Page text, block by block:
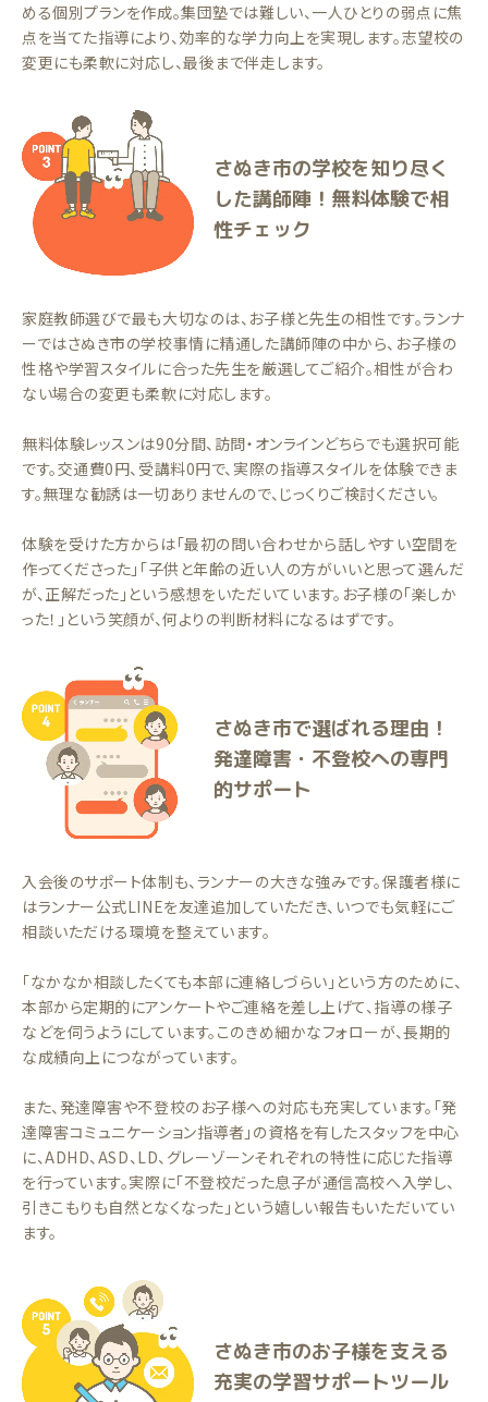
める個別プランを作成。集団塾では難しい、一人ひとりの弱点に焦
点を当てた指導により、効率的な学力向上を実現します。志望校の
変更にも柔軟に対応し、最後まで伴走します。
さぬき市の学校を知り尽く
した講師陣！無料体験で相
性チェック
家庭教師選びで最も大切なのは、お子様と先生の相性です。ランナ
ーではさぬき市の学校事情に精通した講師陣の中から、お子様の
性格や学習スタイルに合った先生を厳選してご紹介。相性が合わ
ない場合の変更も柔軟に対応します。
無料体験レッスンは90分間、訪問・オンラインどちらでも選択可能
です。交通費0円、受講料0円で、実際の指導スタイルを体験できま
す。無理な勧誘は一切ありませんので、じっくりご検討ください。
体験を受けた方からは「最初の問い合わせから話しやすい空間を
作ってくださった」「子供と年齢の近い人の方がいいと思って選んだ
が、正解だった」という感想をいただいています。お子様の「楽しか
った！」という笑顔が、何よりの判断材料になるはずです。
さぬき市で選ばれる理由！
発達障害・不登校への専門
的サポート
入会後のサポート体制も、ランナーの大きな強みです。保護者様に
はランナー公式LINEを友達追加していただき、いつでも気軽にご
相談いただける環境を整えています。
「なかなか相談したくても本部に連絡しづらい」という方のために、
本部から定期的にアンケートやご連絡を差し上げて、指導の様子
などを伺うようにしています。このきめ細かなフォローが、長期的
な成績向上につながっています。
また、発達障害や不登校のお子様への対応も充実しています。「発
達障害コミュニケーション指導者」の資格を有したスタッフを中心
に、ADHD、ASD、LD、グレーゾーンそれぞれの特性に応じた指導
を行っています。実際に「不登校だった息子が通信高校へ入学し、
引きこもりも自然となくなった」という嬉しい報告もいただいてい
ます。
さぬき市のお子様を支える
充実の学習サポートツール